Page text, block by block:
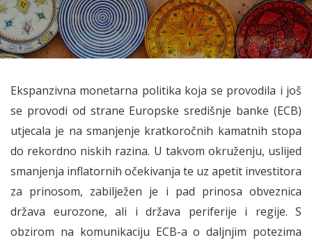
Ekspanzivna monetarna politika koja se provodila i još
se provodi od strane Europske središnje banke (ECB)
utjecala je na smanjenje kratkoročnih kamatnih stopa
do rekordno niskih razina. U takvom okruženju, uslijed
smanjenja inflatornih očekivanja te uz apetit investitora
za prinosom, zabilježen je i pad prinosa obveznica
država eurozone, ali i država periferije i regije. S
obzirom na komunikaciju ECB-a o daljnjim potezima